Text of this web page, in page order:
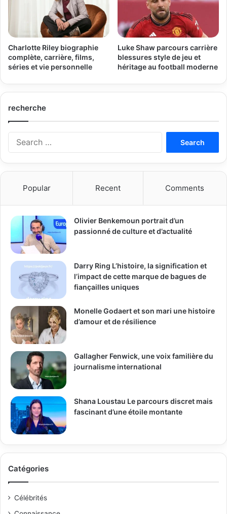
Charlotte Riley biographie
complète, carrière, films,
séries et vie personnelle
Luke Shaw parcours carrière
blessures style de jeu et
héritage au football moderne
recherche
Popular Recent Comments
Olivier Benkemoun portrait d’un
passionné de culture et d’actualité
Darry Ring L’histoire, la signification et
l’impact de cette marque de bagues de
fiançailles uniques
Monelle Godaert et son mari une histoire
d’amour et de résilience
Gallagher Fenwick, une voix familière du
journalisme international
Shana Loustau Le parcours discret mais
fascinant d’une étoile montante
Catégories
Célébrités